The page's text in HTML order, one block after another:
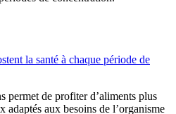
la santé à chaque période de
permet de profiter d’aliments plus
adaptés aux besoins de l’organisme